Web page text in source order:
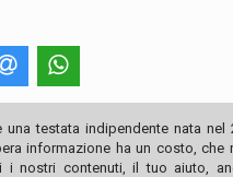
una testata indipendente nata
informazione ha un costo,
i nostri contenuti, il tuo aiuto,